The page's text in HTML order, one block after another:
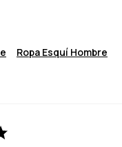
Ropa Esquí Hombre